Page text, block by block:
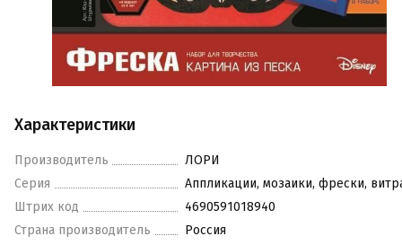
Характеристики
Производитель
ЛОРИ
Серия
Аппликации, мозаики, фрески,
Штрих код
4690591018940
Страна производитель
Россия